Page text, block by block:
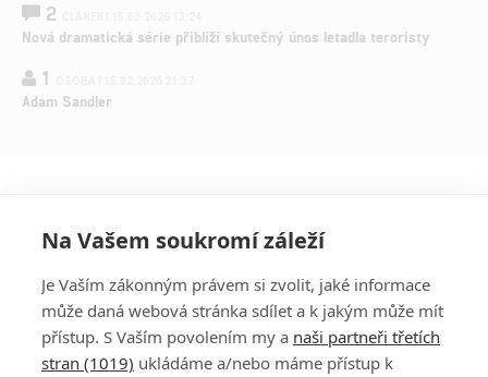
2
Nová dramatická série přiblíží skutečný únos letadla teroristy
1
Adam Sandler
Na Vašem soukromí záleží
Je Vaším zákonným právem si zvolit, jaké informace
může daná webová stránka sdílet a k jakým může mít
přístup. S Vaším povolením my a naši partneři třetích
stran (1019) ukládáme a/nebo máme přístup k